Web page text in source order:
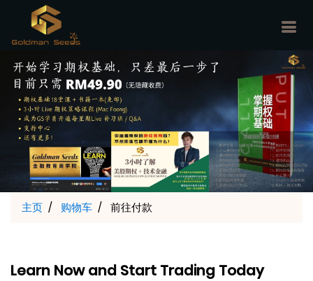
主页 购物车 前往付款
Learn Now and Start Trading Today